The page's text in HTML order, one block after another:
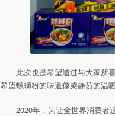
此次也是希望通过与大家所
希望螺蛳粉的味道像梁静茹的温
2020年，为让全世界消费者